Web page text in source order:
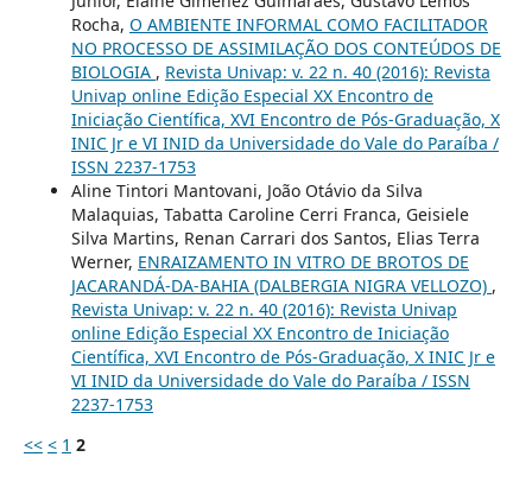
Rocha, O AMBIENTE INFORMAL COMO FACILITADOR
NO PROCESSO DE ASSIMILAÇÃO DOS CONTEÚDOS DE
BIOLOGIA , Revista Univap: v. 22 n. 40 (2016): Revista
Univap online Edição Especial XX Encontro de
Iniciação Científica, XVI Encontro de Pós-Graduação, X
INIC Jr e VI INID da Universidade do Vale do Paraíba /
ISSN 2237-1753
Aline Tintori Mantovani, João Otávio da Silva
Malaquias, Tabatta Caroline Cerri Franca, Geisiele
Silva Martins, Renan Carrari dos Santos, Elias Terra
Werner, ENRAIZAMENTO IN VITRO DE BROTOS DE
JACARANDÁ-DA-BAHIA (DALBERGIA NIGRA VELLOZO) ,
Revista Univap: v. 22 n. 40 (2016): Revista Univap
online Edição Especial XX Encontro de Iniciação
Científica, XVI Encontro de Pós-Graduação, X INIC Jr e
VI INID da Universidade do Vale do Paraíba / ISSN
2237-1753
<< < 1 2